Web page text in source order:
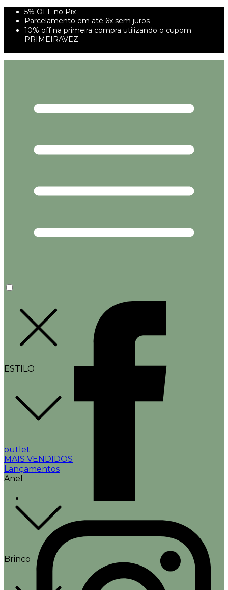
5% OFF no Pix
Parcelamento em até 6x sem juros
10% off na primeira compra utilizando o cupom
PRIMEIRAVEZ
ESTILO
outlet
MAIS VENDIDOS
Lançamentos
Anel
Brinco